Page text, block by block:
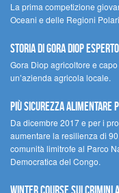
La prima competizione
Oceani e delle Regioni
STORIA DI GORA DIOP
Gora Diop agricoltore e
un’azienda agricola locale.
Più sicurezza alimentare
Da dicembre 2017 e per i
aumentare la resilienza di
comunità limitrofe al Parco
Democratica del Congo.